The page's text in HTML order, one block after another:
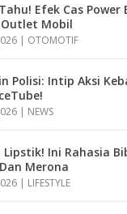
Efek Cas Power
Outlet Mobil
| OTOMOTIF
Polisi: Intip Aksi
| NEWS
Lipstik! Ini Rahasia
Merona
| LIFESTYLE